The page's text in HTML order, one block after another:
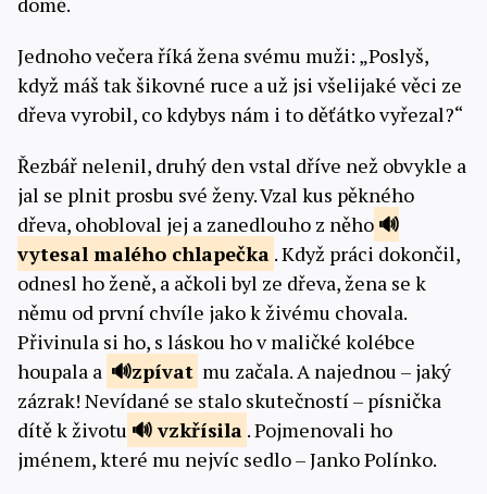
Jednoho večera říká žena svému muži: „Poslyš,
když máš tak šikovné ruce a už jsi všelijaké věci ze
dřeva vyrobil, co kdybys nám i to děťátko vyřezal?“
Řezbář nelenil, druhý den vstal dříve než obvykle a
jal se plnit prosbu své ženy. Vzal kus pěkného
dřeva, ohobloval jej a zanedlouho z něho
vytesal malého chlapečka . Když práci dokončil,
odnesl ho ženě, a ačkoli byl ze dřeva, žena se k
němu od první chvíle jako k živému chovala.
Přivinula si ho, s láskou ho v maličké kolébce
houpala a
zpívat mu začala. A najednou – jaký
zázrak! Nevídané se stalo skutečností – písnička
dítě k životu
vzkřísila . Pojmenovali ho
jménem, které mu nejvíc sedlo – Janko Polínko.